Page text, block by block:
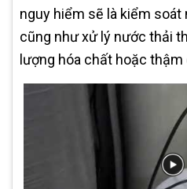
nguy hiểm sẽ là kiểm soát
cũng như xử lý nước thải
lượng hóa chất hoặc thậm